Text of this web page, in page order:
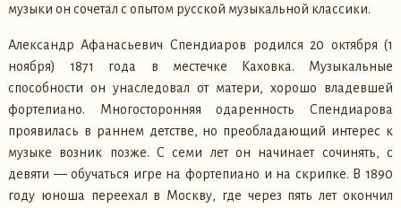
музыки он сочетал с опытом русской музыкальной классики.
Александр Афанасьевич Спендиаров родился 20 октября (1
ноября) 1871 года в местечке Каховка. Музыкальные
способности он унаследовал от матери, хорошо владевшей
фортепиано. Многосторонняя одаренность Спендиарова
проявилась в раннем детстве, но преобладающий интерес к
музыке возник позже. С семи лет он начинает сочинять, с
девяти — обучаться игре на фортепиано и на скрипке. В 1890
году юноша переехал в Москву, где через пять лет окончил